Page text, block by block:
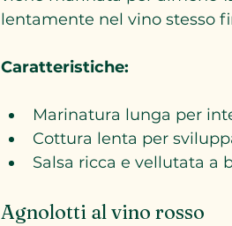
lentamente nel vino stesso
Caratteristiche:
Marinatura lunga per
Cottura lenta per
Salsa ricca e vellutata a
Agnolotti al vino rosso